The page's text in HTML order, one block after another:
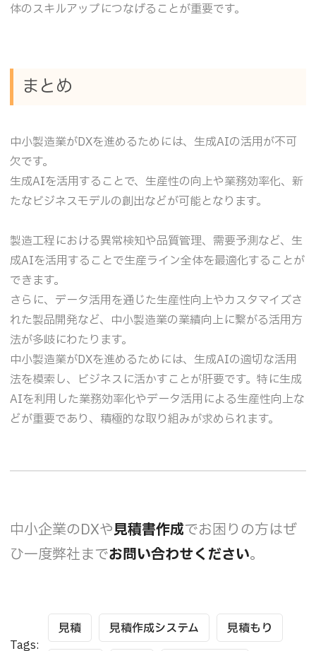
体のスキルアップにつなげることが重要です。
まとめ
中小製造業がDXを進めるためには、生成AIの活用が不可
欠です。
生成AIを活用することで、生産性の向上や業務効率化、新
たなビジネスモデルの創出などが可能となります。
製造工程における異常検知や品質管理、需要予測など、生
成AIを活用することで生産ライン全体を最適化することが
できます。
さらに、データ活用を通じた生産性向上やカスタマイズさ
れた製品開発など、中小製造業の業績向上に繋がる活用方
法が多岐にわたります。
中小製造業がDXを進めるためには、生成AIの適切な活用
法を模索し、ビジネスに活かすことが肝要です。特に生成
AIを利用した業務効率化やデータ活用による生産性向上な
どが重要であり、積極的な取り組みが求められます。
中小企業のDXや見積書作成でお困りの方はぜ
ひ一度弊社までお問い合わせください。
Tags:
見積 見積作成システム 見積もり